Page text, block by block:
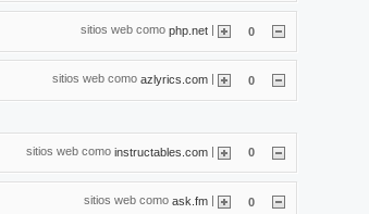
sitios web como php.net | 0
sitios web como azlyrics.com 0
sitios web como instructables.com | 0
sitios web como ask.fm | 0